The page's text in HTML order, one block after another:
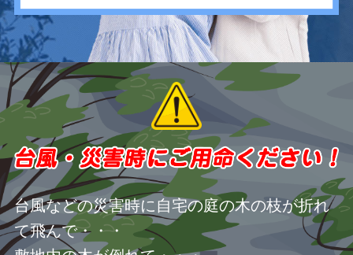
台風などの災害時に自宅の庭の木の枝が折れ
て飛んで・・・